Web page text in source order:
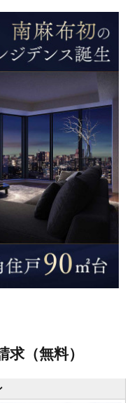
（無料）